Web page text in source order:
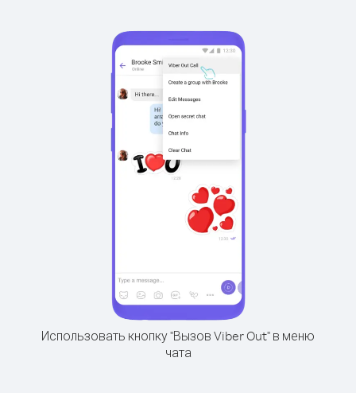
Использовать кнопку "Вызов Viber Out" в меню
чата